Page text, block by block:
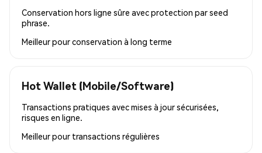
Conservation hors ligne sûre avec protection par seed
phrase.
Meilleur pourconservation à long terme
Hot Wallet (Mobile/Software)
Transactions pratiques avec mises à jour sécurisées,
risques en ligne.
Meilleur pour transactions régulières